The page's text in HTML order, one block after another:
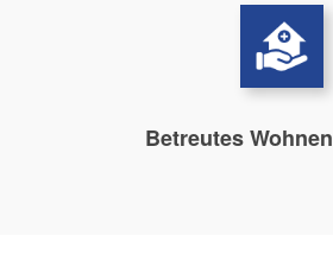
Betreutes